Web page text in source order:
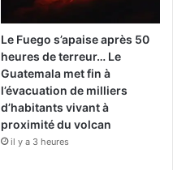
Le Fuego s’apaise après 50
heures de terreur… Le
Guatemala met fin à
l’évacuation de milliers
d’habitants vivant à
proximité du volcan
il y a 3 heures